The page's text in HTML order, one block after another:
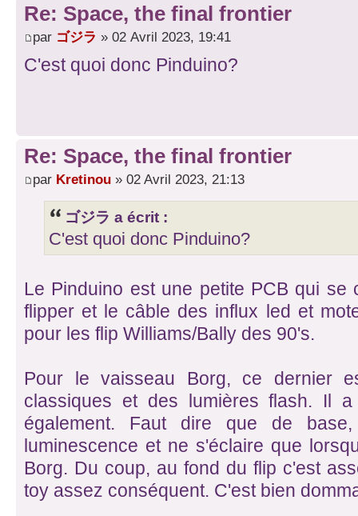
Re: Space, the final frontier
par ゴジラ » 02 Avril 2023, 19:41
C'est quoi donc Pinduino?
Re: Space, the final frontier
par Kretinou » 02 Avril 2023, 21:13
ゴジラ a écrit :
C'est quoi donc Pinduino?
Le Pinduino est une petite PCB qui
flipper et le câble des influx led et
pour les flip Williams/Bally des 90's.
Pour le vaisseau Borg, ce dernier
classiques et des lumières flash. Il
également. Faut dire que de
luminescence et ne s'éclaire que
Borg. Du coup, au fond du flip c'est
toy assez conséquent. C'est bien